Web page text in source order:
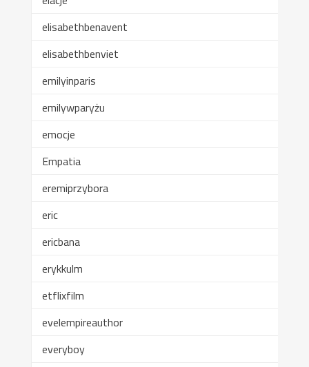
elisabethbenavent
elisabethbenviet
emilyinparis
emilywparyżu
emocje
Empatia
eremiprzybora
eric
ericbana
erykkulm
etflixfilm
evelempireauthor
everyboy